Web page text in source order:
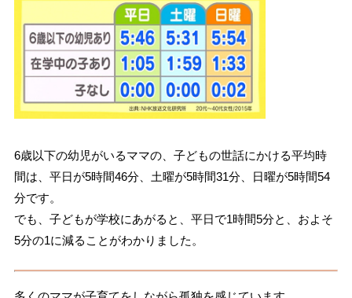
6歳以下の幼児がいるママの、子どもの世話にかける平均時
間は、平日が5時間46分、土曜が5時間31分、日曜が5時間54
分です。
でも、子どもが学校にあがると、平日で1時間5分と、およそ
5分の1に減ることがわかりました。